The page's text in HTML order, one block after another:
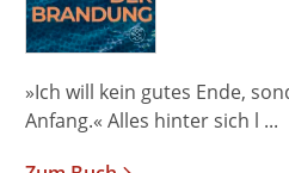
»Ich will kein gutes Ende,
Anfang.« Alles hinter sich l ...